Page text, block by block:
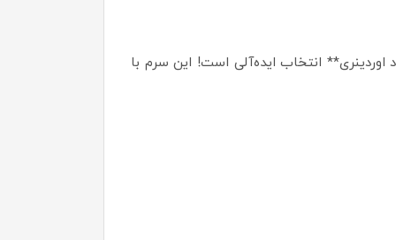
کلاژن‌سازی هستید، **سرم رتینول 0.2 درصد در اسکوالان د اوردینری** انتخاب ایده‌آلی است! این سرم با